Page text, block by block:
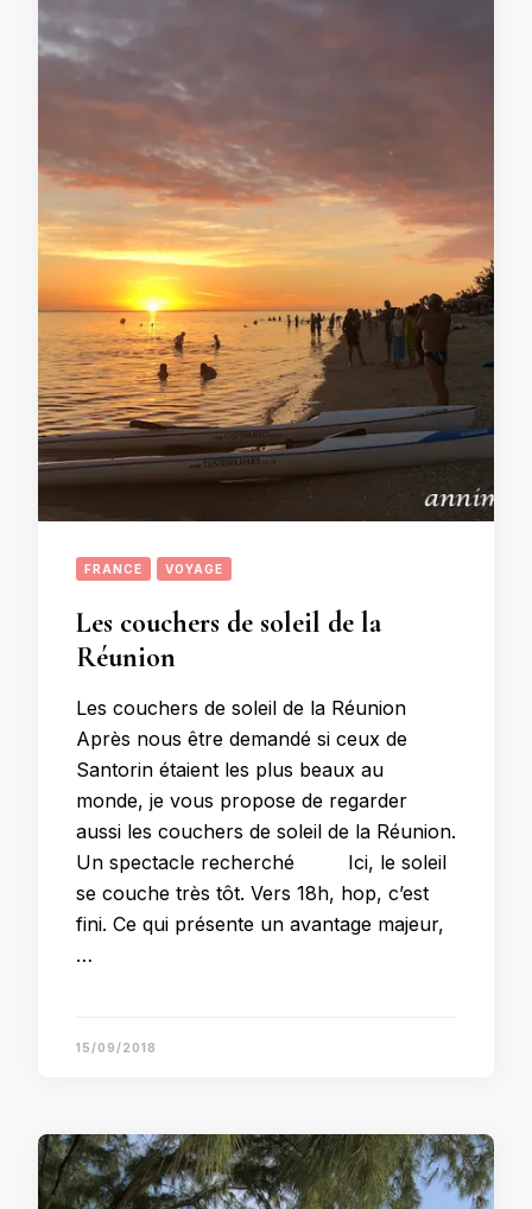
FRANCE VOYAGE
Les couchers de soleil de la
Réunion
Les couchers de soleil de la Réunion
Après nous être demandé si ceux de
Santorin étaient les plus beaux au
monde, je vous propose de regarder
aussi les couchers de soleil de la Réunion.
Un spectacle recherché Ici, le soleil
se couche très tôt. Vers 18h, hop, c’est
fini. Ce qui présente un avantage majeur,
…
15/09/2018